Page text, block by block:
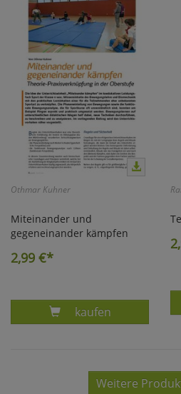
Othmar Kuhner
Miteinander und
gegeneinander kämpfen
2,99 €*
Produkt
kaufen
Weitere